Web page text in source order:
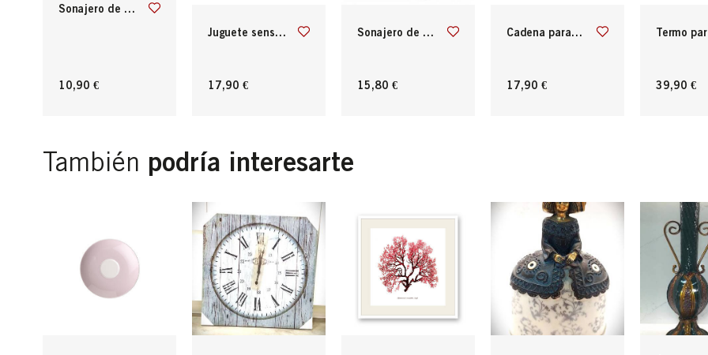
sonajero de flor agita y brilla hape
10,90 €
juguete sensorial los amigos de pea pod
17,90 €
sonajero de manza de silicona y madera
15,80 €
cadena para cochecito bebe
17,90 €
termo para solidos 560ml
39,90 €
También podría interesarte